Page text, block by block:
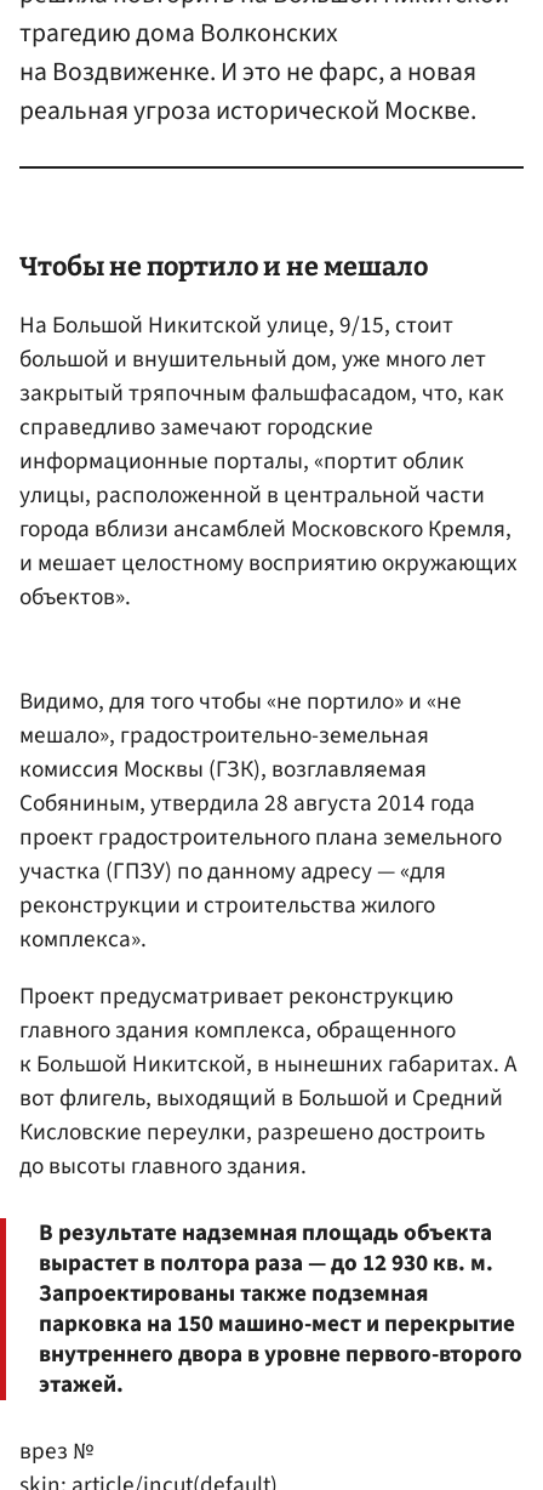
трагедию дома Волконских
на Воздвиженке. И это не фарс, а новая
реальная угроза исторической Москве.
Чтобы не портило и не мешало
На Большой Никитской улице, 9/15, стоит
большой и внушительный дом, уже много лет
закрытый тряпочным фальшфасадом, что, как
справедливо замечают городские
информационные порталы, «портит облик
улицы, расположенной в центральной части
города вблизи ансамблей Московского Кремля,
и мешает целостному восприятию окружающих
объектов».
Видимо, для того чтобы «не портило» и «не
мешало», градостроительно-земельная
комиссия Москвы (ГЗК), возглавляемая
Собяниным, утвердила 28 августа 2014 года
проект градостроительного плана земельного
участка (ГПЗУ) по данному адресу — «для
реконструкции и строительства жилого
комплекса».
Проект предусматривает реконструкцию
главного здания комплекса, обращенного
к Большой Никитской, в нынешних габаритах. А
вот флигель, выходящий в Большой и Средний
Кисловские переулки, разрешено достроить
до высоты главного здания.
В результате надземная площадь объекта
вырастет в полтора раза — до 12 930 кв. м.
Запроектированы также подземная
парковка на 150 машино-мест и перекрытие
внутреннего двора в уровне первого-второго
этажей.
врез №